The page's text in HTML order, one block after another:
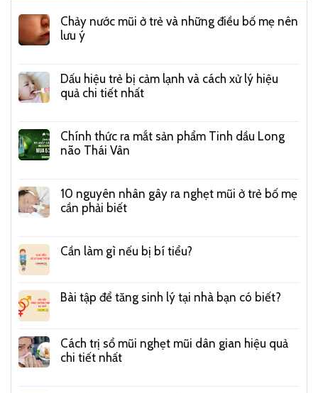
Chảy nước mũi ở trẻ và những điều bố mẹ nên
lưu ý
Dấu hiệu trẻ bị cảm lạnh và cách xử lý hiệu
quả chi tiết nhất
Chính thức ra mắt sản phẩm Tinh dầu Long
não Thái Vân
10 nguyên nhân gây ra nghẹt mũi ở trẻ bố mẹ
cần phải biết
Cần làm gì nếu bị bí tiểu?
Bài tập để tăng sinh lý tại nhà bạn có biết?
Cách trị sổ mũi nghẹt mũi dân gian hiệu quả
chi tiết nhất